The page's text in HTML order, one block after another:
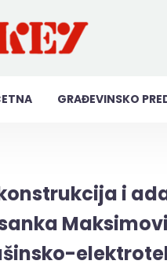
GRAĐEVINSKO
i